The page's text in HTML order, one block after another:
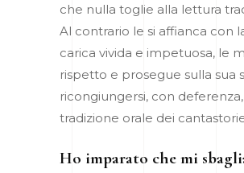
che nulla toglie alla lettura
Al contrario le si affianca con
carica vivida e impetuosa, le
rispetto e prosegue sulla sua
ricongiungersi, con
tradizione orale dei
Ho imparato che mi